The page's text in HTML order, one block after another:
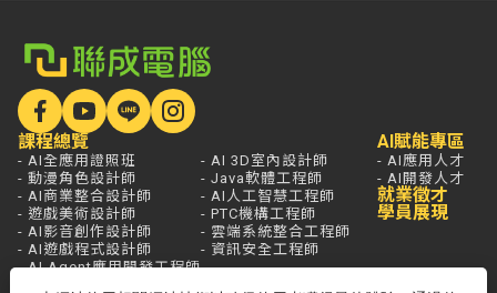
課程總覽
- AI全應用證照班
- 動漫角色設計師
- AI商業整合設計師
- 遊戲美術設計師
- AI影音創作設計師
- AI遊戲程式設計師
- AI Agent應用開發工程師
- AI 3D室內設計師
- Java軟體工程師
- AI人工智慧工程師
- PTC機構工程師
- 雲端系統整合工程師
- 資訊安全工程師
AI賦能專區
- AI應用人才
- AI開發人才
就業徵才
學員展現